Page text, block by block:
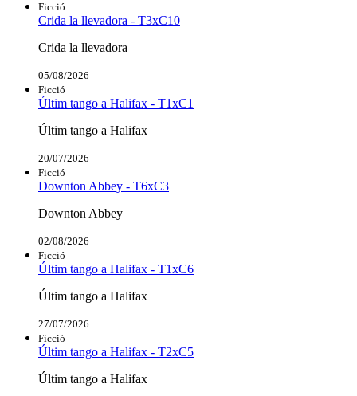
Ficció
Crida la llevadora - T3xC10
Crida la llevadora
05/08/2026
Ficció
Últim tango a Halifax - T1xC1
Últim tango a Halifax
20/07/2026
Ficció
Downton Abbey - T6xC3
Downton Abbey
02/08/2026
Ficció
Últim tango a Halifax - T1xC6
Últim tango a Halifax
27/07/2026
Ficció
Últim tango a Halifax - T2xC5
Últim tango a Halifax